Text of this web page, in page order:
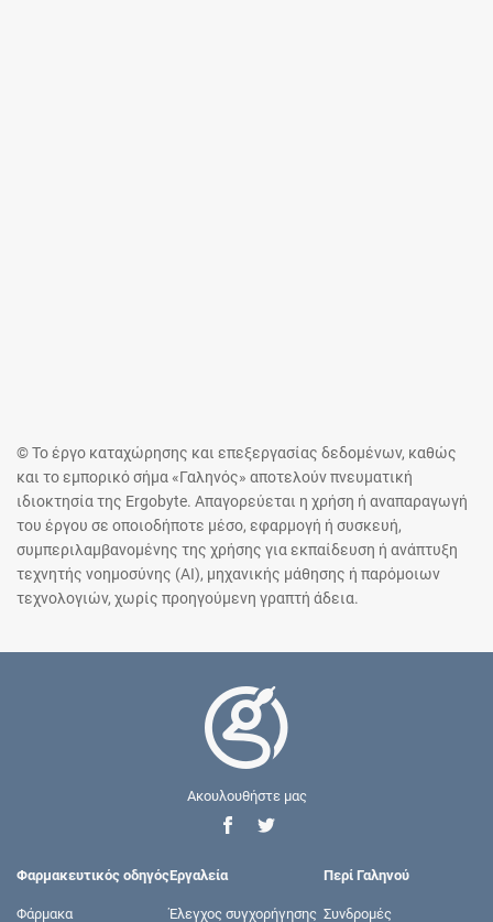
© Το έργο καταχώρησης και επεξεργασίας δεδομένων, καθώς
και το εμπορικό σήμα «Γαληνός» αποτελούν πνευματική
ιδιοκτησία της Ergobyte. Απαγορεύεται η χρήση ή αναπαραγωγή
του έργου σε οποιοδήποτε μέσο, εφαρμογή ή συσκευή,
συμπεριλαμβανομένης της χρήσης για εκπαίδευση ή ανάπτυξη
τεχνητής νοημοσύνης (AI), μηχανικής μάθησης ή παρόμοιων
τεχνολογιών, χωρίς προηγούμενη γραπτή άδεια.
Ακουλουθήστε μας
Φαρμακευτικός οδηγός
Φάρμακα
Εργαλεία
Έλεγχος συγχορήγησης
Περί Γαληνού
Συνδρομές